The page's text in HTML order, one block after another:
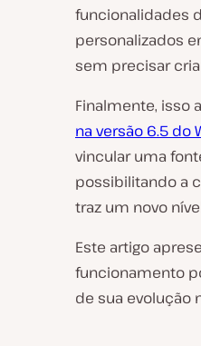
funcionalidades
personalizados
sem precisar
Finalmente, isso
na versão 6.5 do
vincular uma
possibilitando a
traz um novo
Este artigo
funcionamento
de sua evolução